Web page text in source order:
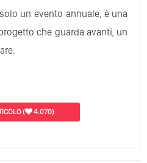
un evento annuale, è una
che guarda avanti, un
( 4.070)